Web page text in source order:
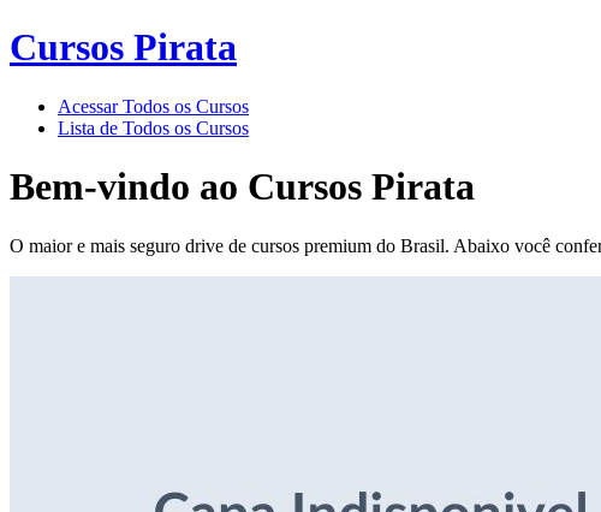
Cursos Pirata
Acessar Todos os Cursos
Lista de Todos os Cursos
Bem-vindo ao Cursos Pirata
O maior e mais seguro drive de cursos premium do Brasil. Abaixo você